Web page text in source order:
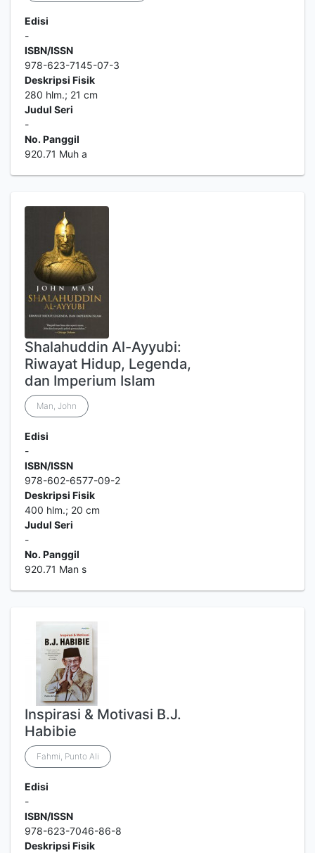
Edisi
-
ISBN/ISSN
978-623-7145-07-3
Deskripsi Fisik
280 hlm.; 21 cm
Judul Seri
-
No. Panggil
920.71 Muh a
Shalahuddin Al-Ayyubi:
Riwayat Hidup, Legenda,
dan Imperium Islam
Man, John
Edisi
-
ISBN/ISSN
978-602-6577-09-2
Deskripsi Fisik
400 hlm.; 20 cm
Judul Seri
-
No. Panggil
920.71 Man s
Inspirasi & Motivasi B.J.
Habibie
Fahmi, Punto Ali
Edisi
-
ISBN/ISSN
978-623-7046-86-8
Deskripsi Fisik